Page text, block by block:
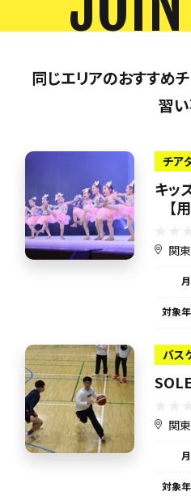
同じエリアのおすすめチ
習
チア
キッ
【
関東
対象
バス
関東
対象